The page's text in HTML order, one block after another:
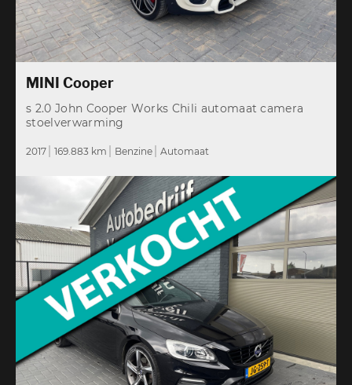
MINI Cooper
s 2.0 John Cooper Works Chili automaat camera
stoelverwarming
2017 169.883 km Benzine Automaat